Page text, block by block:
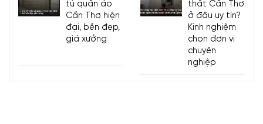
tủ quần áo
Cần Thơ hiện
đại, bền đẹp,
giá xưởng
thất Cần Thơ
ở đâu uy tín?
Kinh nghiệm
chọn đơn vị
chuyên
nghiệp